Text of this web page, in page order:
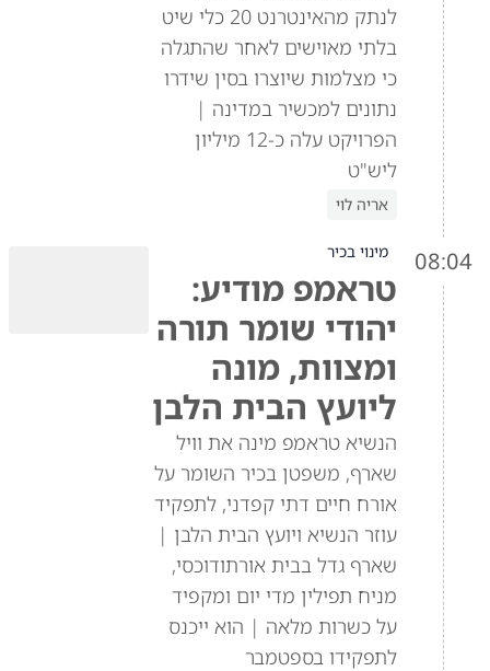
לנתק מהאינטרנט 20 כלי שיט
בלתי מאוישים לאחר שהתגלה
כי מצלמות שיוצרו בסין שידרו
נתונים למכשיר במדינה |
הפרויקט עלה כ-12 מיליון
ליש"ט
אריה לוי
08:04 מינוי בכיר
טראמפ מודיע:
יהודי שומר תורה
ומצוות, מונה
ליועץ הבית הלבן
הנשיא טראמפ מינה את וויל
שארף, משפטן בכיר השומר על
אורח חיים דתי קפדני, לתפקיד
עוזר הנשיא ויועץ הבית הלבן |
שארף גדל בבית אורתודוכסי,
מניח תפילין מדי יום ומקפיד
על כשרות מלאה | הוא ייכנס
לתפקידו בספטמבר